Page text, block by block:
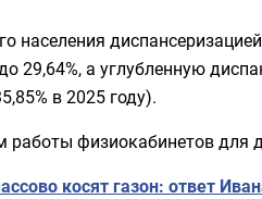
населения
29,64%, а углубленную
в 2025 году).
физиокабинетов для
косят газон: ответ